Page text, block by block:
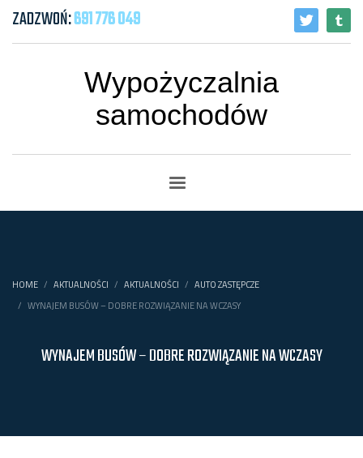
ZADZWOŃ:691 776 049
Wypożyczalnia
samochodów
HOME AKTUALNOŚCI AKTUALNOŚCI
AUTO ZASTĘPCZE
WYNAJEM BUSÓW – DOBRE ROZWIĄZANIE NA WCZASY
WYNAJEM BUSÓW – DOBRE ROZWIĄZANIE NA WCZASY